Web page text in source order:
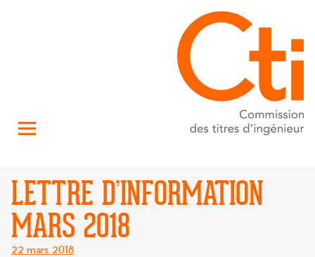
LETTRE D’INFORMATION
MARS 2018
Posté
22 mars 2018